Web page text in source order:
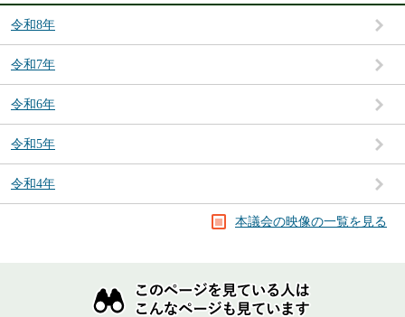
令和8年
令和7年
令和6年
令和5年
令和4年
本議会の映像の一覧を見る